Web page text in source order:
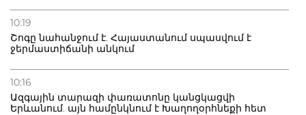
10:19
Շոգը նահանջում է. Հայաստանում սպասվում է
ջերմաստիճանի անկում
10:16
Ազգային տարազի փառատոնը կանցկացվի
Երևանում. այն համընկնում է Խաղողօրհնեքի հետ
տուժածներ կան